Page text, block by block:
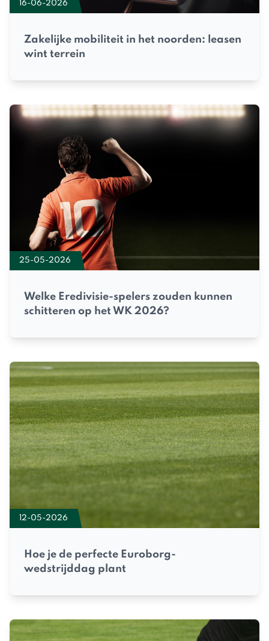
16-06-2026
Zakelijke mobiliteit in het noorden: leasen
wint terrein
25-05-2026
Welke Eredivisie-spelers zouden kunnen
schitteren op het WK 2026?
12-05-2026
Hoe je de perfecte Euroborg-
wedstrijddag plant